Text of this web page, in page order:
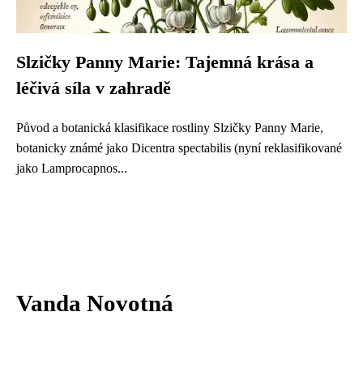
Slzičky Panny Marie: Tajemná krása a
léčivá síla v zahradě
Původ a botanická klasifikace rostliny Slzičky Panny Marie,
botanicky známé jako Dicentra spectabilis (nyní reklasifikované
jako Lamprocapnos...
Vanda Novotná